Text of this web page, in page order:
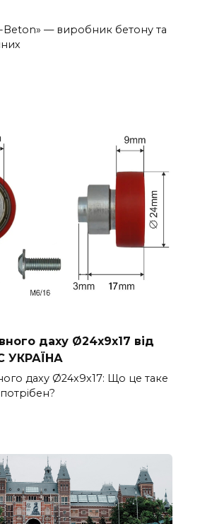
Beton» — виробник бетону та
даху Ø24x9x17 від
УКРАЇНА
даху Ø24x9x17: Що це таке